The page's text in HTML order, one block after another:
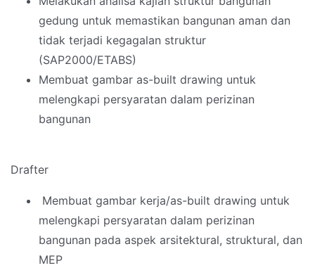
gedung untuk memastikan bangunan aman dan
tidak terjadi kegagalan struktur
(SAP2000/ETABS)
Membuat gambar as-built drawing untuk
melengkapi persyaratan dalam perizinan
bangunan
Drafter
Membuat gambar kerja/as-built drawing untuk
melengkapi persyaratan dalam perizinan
bangunan pada aspek arsitektural, struktural, dan
MEP